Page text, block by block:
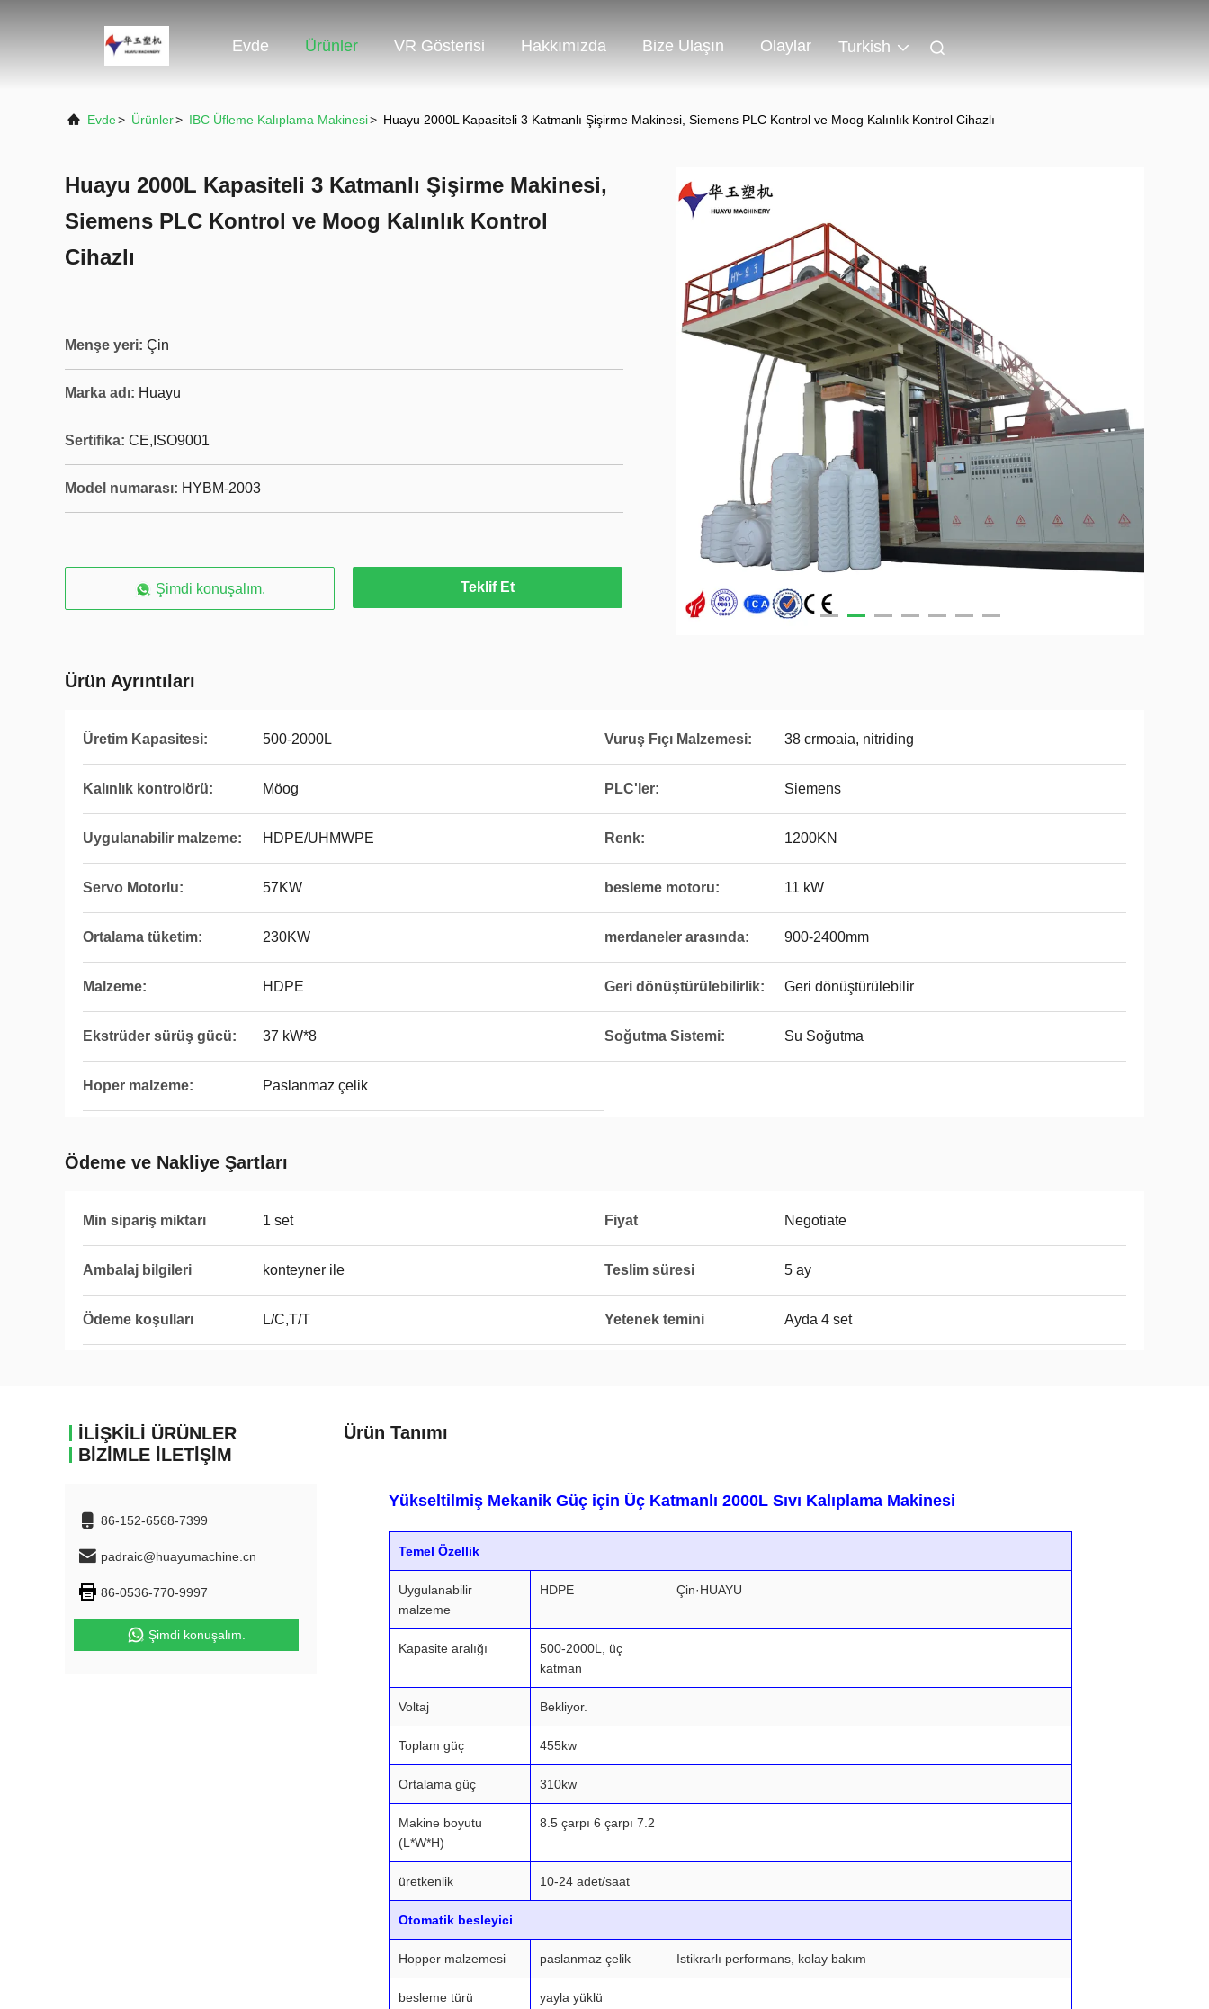
Evde Ürünler VR Gösterisi Hakkımızda Bize Ulaşın Olaylar Turkish
Evde> Ürünler> IBC Üfleme Kalıplama Makinesi> Huayu 2000L Kapasiteli 3 Katmanlı Şişirme Makinesi, Siemens PLC Kontrol ve Moog Kalınlık Kontrol Cihazlı
Huayu 2000L Kapasiteli 3 Katmanlı Şişirme Makinesi,
Siemens PLC Kontrol ve Moog Kalınlık Kontrol
Cihazlı
Menşe yeri: Çin
Marka adı: Huayu
Sertifika: CE,ISO9001
Model numarası: HYBM-2003
Şimdi konuşalım. Teklif Et
Ürün Ayrıntıları
Üretim Kapasitesi: 500-2000L Vuruş Fıçı Malzemesi: 38 crmoaia, nitriding
Kalınlık kontrolörü: Möog PLC'ler: Siemens
Uygulanabilir malzeme: HDPE/UHMWPE Renk: 1200KN
Servo Motorlu: 57KW besleme motoru: 11 kW
Ortalama tüketim: 230KW merdaneler arasında: 900-2400mm
Malzeme: HDPE Geri dönüştürülebilirlik: Geri dönüştürülebilir
Ekstrüder sürüş gücü: 37 kW*8 Soğutma Sistemi: Su Soğutma
Hoper malzeme: Paslanmaz çelik
Ödeme ve Nakliye Şartları
Min sipariş miktarı 1 set Fiyat Negotiate
Ambalaj bilgileri konteyner ile Teslim süresi 5 ay
Ödeme koşulları L/C,T/T Yetenek temini Ayda 4 set
İLIŞKILI ÜRÜNLER
BIZIMLE İLETIŞIM
86-152-6568-7399
padraic@huayumachine.cn
86-0536-770-9997
Şimdi konuşalım.
Ürün Tanımı
Yükseltilmiş Mekanik Güç için Üç Katmanlı 2000L Sıvı Kalıplama Makinesi
Temel Özellik
Uygulanabilir
malzeme
HDPE Çin·HUAYU
Kapasite aralığı
500-2000L, üç
katman
Voltaj Bekliyor.
Toplam güç 455kw
Ortalama güç 310kw
Makine boyutu
(L*W*H)
8.5 çarpı 6 çarpı 7.2
üretkenlik 10-24 adet/saat
Otomatik besleyici
Hopper malzemesi paslanmaz çelik Istikrarlı performans, kolay bakım
besleme türü yayla yüklü